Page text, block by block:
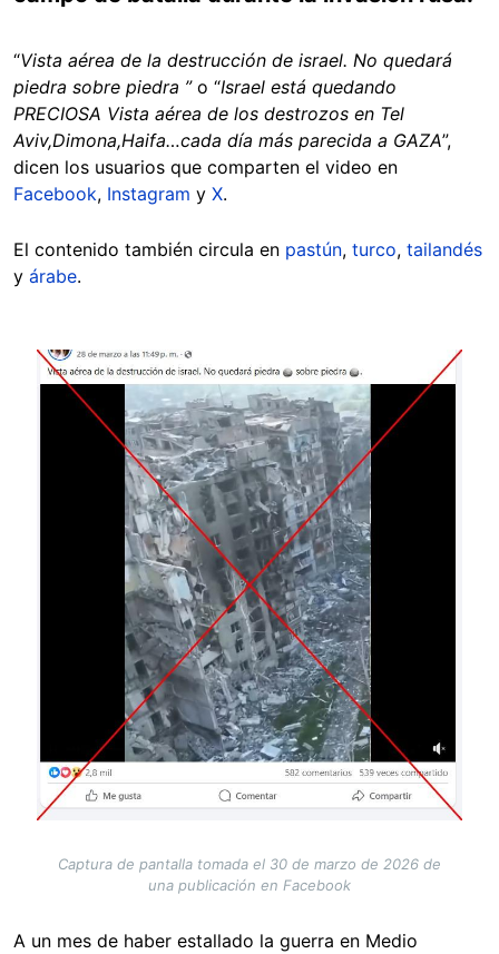
“Vista aérea de la destrucción de israel. No quedará
piedra sobre piedra ” o “Israel está quedando
PRECIOSA Vista aérea de los destrozos en Tel
Aviv,Dimona,Haifa…cada día más parecida a GAZA”,
dicen los usuarios que comparten el video en
Facebook, Instagram y X.
El contenido también circula en pastún, turco, tailandés
y árabe.
Image
Captura de pantalla tomada el 30 de marzo de 2026 de
una publicación en Facebook
A un mes de haber estallado la guerra en Medio